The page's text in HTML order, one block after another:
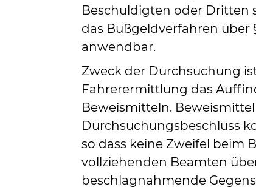
Beschuldigten oder Dritten
das Bußgeldverfahren über
anwendbar.
Zweck der Durchsuchung
Fahrerermittlung das
Beweismitteln.
Durchsuchungsbeschluss
so dass keine Zweifel beim
vollziehenden Beamten
beschlagnahmende